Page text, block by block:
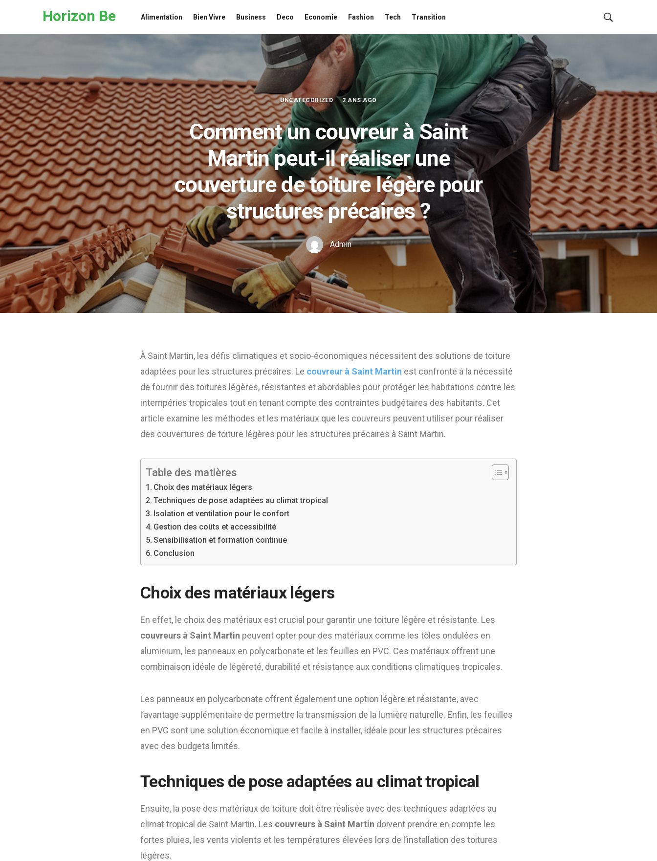
Horizon Be Alimentation Bien Vivre Business Deco Economie Fashion Tech Transition
UNCATEGORIZED 2 ANS AGO
Comment un couvreur à Saint
Martin peut-il réaliser une
couverture de toiture légère pour
structures précaires ?
Admin
À Saint Martin, les défis climatiques et socio-économiques nécessitent des solutions de toiture
adaptées pour les structures précaires. Le couvreur à Saint Martin est confronté à la nécessité
de fournir des toitures légères, résistantes et abordables pour protéger les habitations contre les
intempéries tropicales tout en tenant compte des contraintes budgétaires des habitants. Cet
article examine les méthodes et les matériaux que les couvreurs peuvent utiliser pour réaliser
des couvertures de toiture légères pour les structures précaires à Saint Martin.
Table des matières
Choix des matériaux légers
Techniques de pose adaptées au climat tropical
Isolation et ventilation pour le confort
Gestion des coûts et accessibilité
Sensibilisation et formation continue
Conclusion
Choix des matériaux légers
En effet, le choix des matériaux est crucial pour garantir une toiture légère et résistante. Les
couvreurs à Saint Martin peuvent opter pour des matériaux comme les tôles ondulées en
aluminium, les panneaux en polycarbonate et les feuilles en PVC. Ces matériaux offrent une
combinaison idéale de légèreté, durabilité et résistance aux conditions climatiques tropicales.
Les panneaux en polycarbonate offrent également une option légère et résistante, avec
l’avantage supplémentaire de permettre la transmission de la lumière naturelle. Enfin, les feuilles
en PVC sont une solution économique et facile à installer, idéale pour les structures précaires
avec des budgets limités.
Techniques de pose adaptées au climat tropical
Ensuite, la pose des matériaux de toiture doit être réalisée avec des techniques adaptées au
climat tropical de Saint Martin. Les couvreurs à Saint Martin doivent prendre en compte les
fortes pluies, les vents violents et les températures élevées lors de l’installation des toitures
légères.